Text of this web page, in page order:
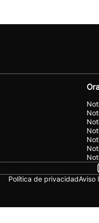
Política de privacidadAviso